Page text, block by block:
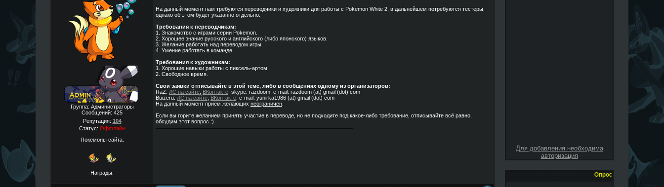
Для добавления необходима
авторизация
Опрос
Группа: Администраторы
Сообщений: 425
Репутация: 104
Статус: Оффлайн
Покемоны сайта:
Награды:
На данный момент нам требуются переводчики и художники для работы с Pokemon White 2, в дальнейшем потребуются тестеры,
однако об этом будет указанно отдельно.
Требования к переводчикам:
1. Знакомство с играми серии Pokemon.
2. Хорошее знание русского и английского (либо японского) языков.
3. Желание работать над переводом игры.
4. Умение работать в команде.
Требования к художникам:
1. Хорошие навыки работы с пиксель-артом.
2. Свободное время.
Свои заявки отписывайте в этой теме, либо в сообщениях одному из организаторов:
RaZ: ЛС на сайте ВКонтакте , skype: razdoom, e-mail: razdoom (at) gmail (dot) com
Buizeru: ЛС на сайте ВКонтакте , e-mail: yunirka1986 (at) gmail (dot) com
На данный момент приём желающих неограничен
Если вы горите желанием принять участие в переводе, но не подходите под какое-либо требование, отписывайте всё равно,
обсудим этот вопрос :)